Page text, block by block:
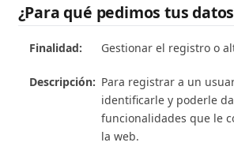
¿Para qué pedimos tus
Gestionar el registro o
Para registrar a un
identificarle y poderle
funcionalidades que le
la web.